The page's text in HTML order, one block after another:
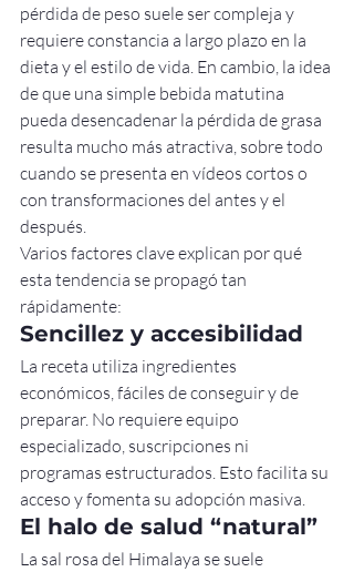
pérdida de peso suele ser compleja y
requiere constancia a largo plazo en la
dieta y el estilo de vida. En cambio, la idea
de que una simple bebida matutina
pueda desencadenar la pérdida de grasa
resulta mucho más atractiva, sobre todo
cuando se presenta en vídeos cortos o
con transformaciones del antes y el
después.
Varios factores clave explican por qué
esta tendencia se propagó tan
rápidamente:
Sencillez y accesibilidad
La receta utiliza ingredientes
económicos, fáciles de conseguir y de
preparar. No requiere equipo
especializado, suscripciones ni
programas estructurados. Esto facilita su
acceso y fomenta su adopción masiva.
El halo de salud “natural”
La sal rosa del Himalaya se suele